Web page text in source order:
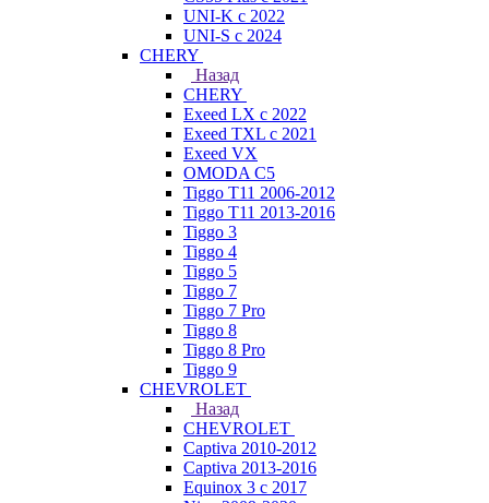
UNI-K с 2022
UNI-S с 2024
CHERY
Назад
CHERY
Exeed LX с 2022
Exeed TXL с 2021
Exeed VX
OMODA C5
Tiggo T11 2006-2012
Tiggo T11 2013-2016
Tiggo 3
Tiggo 4
Tiggo 5
Tiggo 7
Tiggo 7 Pro
Tiggo 8
Tiggo 8 Pro
Tiggo 9
CHEVROLET
Назад
CHEVROLET
Captiva 2010-2012
Captiva 2013-2016
Equinox 3 с 2017